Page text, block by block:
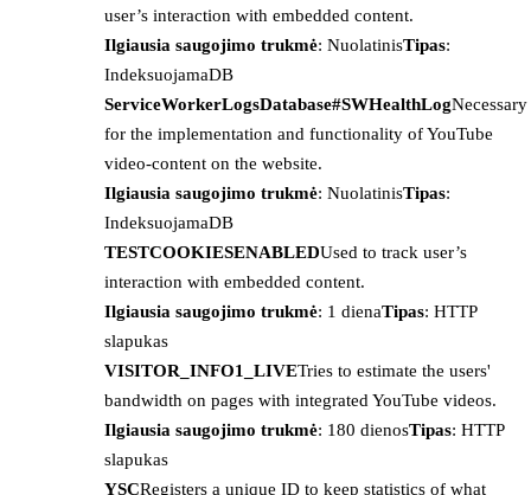
user’s interaction with embedded content.
Ilgiausia saugojimo trukmė: NuolatinisTipas:
IndeksuojamaDB
ServiceWorkerLogsDatabase#SWHealthLogNecessary
for the implementation and functionality of YouTube
video-content on the website.
Ilgiausia saugojimo trukmė: NuolatinisTipas:
IndeksuojamaDB
TESTCOOKIESENABLEDUsed to track user’s
interaction with embedded content.
Ilgiausia saugojimo trukmė: 1 dienaTipas: HTTP
slapukas
VISITOR_INFO1_LIVETries to estimate the users'
bandwidth on pages with integrated YouTube videos.
Ilgiausia saugojimo trukmė: 180 dienosTipas: HTTP
slapukas
YSCRegisters a unique ID to keep statistics of what